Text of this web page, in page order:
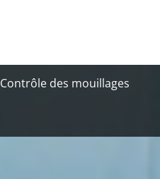
Contrôle des mouillages